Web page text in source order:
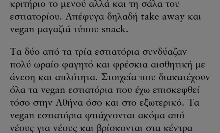
κριτήριο το μενού αλλά και τη σάλα του
εστιατορίου. Απέφυγα δηλαδή take away και
vegan μαγαζιά τύπου snack.
Τα δύο από τα τρία εστιατόρια συνδύαζαν
πολύ ωραίο φαγητό και φρέσκια αισθητική με
άνεση και απλότητα. Στοιχεία που διακατέχουν
όλα τα vegan εστιατόρια που έχω επισκεφθεί
τόσο στην Αθήνα όσο και στο εξωτερικό. Τα
vegan εστιατόρια φτιάχνονται ακόμα από
νέους για νέους και βρίσκονται στα κέντρα